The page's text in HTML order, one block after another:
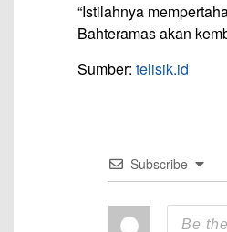
“Istilahnya
Bahteramas akan
Sumber: telisik.id
Subscribe